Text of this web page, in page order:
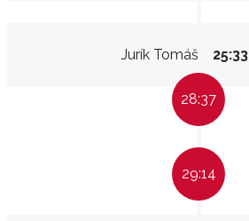
Jurík Tomáš 25:33
28:37
29:14